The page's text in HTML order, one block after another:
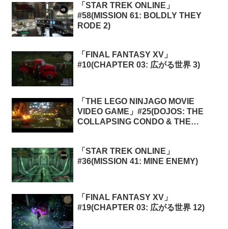
「STAR TREK ONLINE」
#58(MISSION 61: BOLDLY THEY
RODE 2)
「FINAL FANTASY XV」
#10(CHAPTER 03: 広がる世界 3)
「THE LEGO NINJAGO MOVIE
VIDEO GAME」#25(DOJOS: THE
COLLAPSING CONDO & THE
「STAR TREK ONLINE」
#36(MISSION 41: MINE ENEMY)
「FINAL FANTASY XV」
#19(CHAPTER 03: 広がる世界 12)